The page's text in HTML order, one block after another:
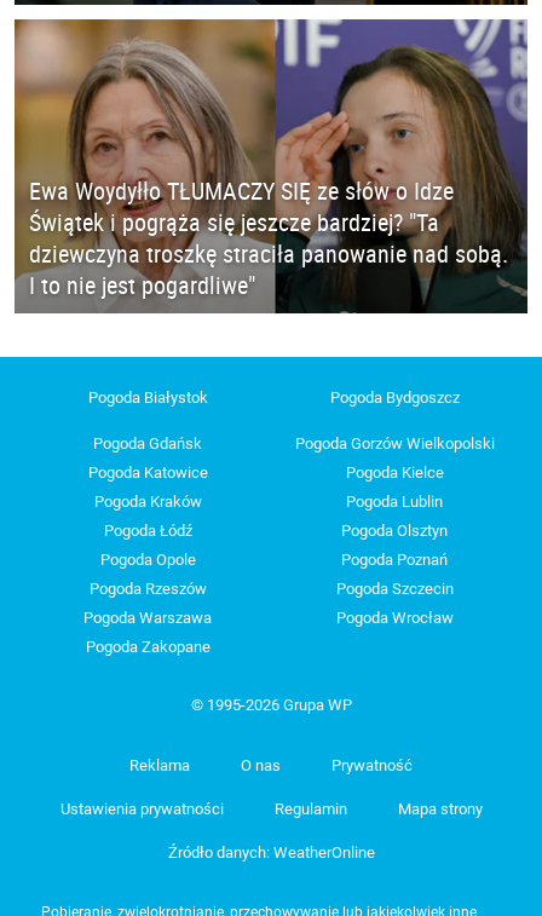
Ewa Woydyłło TŁUMACZY SIĘ ze słów o Idze
Świątek i pogrąża się jeszcze bardziej? "Ta
dziewczyna troszkę straciła panowanie nad sobą.
I to nie jest pogardliwe"
Pogoda Białystok Pogoda Bydgoszcz
Pogoda Gdańsk
Pogoda Gorzów Wielkopolski
Pogoda Katowice
Pogoda Kielce
Pogoda Kraków
Pogoda Lublin
Pogoda Łódź
Pogoda Olsztyn
Pogoda Opole
Pogoda Poznań
Pogoda Rzeszów
Pogoda Szczecin
Pogoda Warszawa
Pogoda Wrocław
Pogoda Zakopane
© 1995-2026 Grupa WP
Reklama O nas Prywatność
Ustawienia prywatności Regulamin Mapa strony
Źródło danych: WeatherOnline
Pobieranie, zwielokrotnianie, przechowywanie lub jakiekolwiek inne